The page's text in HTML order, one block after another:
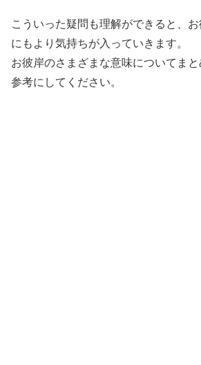
こういった疑問も理解ができると、
にもより気持ちが入っていきます。
お彼岸のさまざまな意味についてまと
参考にしてください。